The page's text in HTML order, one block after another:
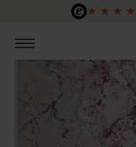
Zum Hauptinhalt springen
★ ★ ★ ★